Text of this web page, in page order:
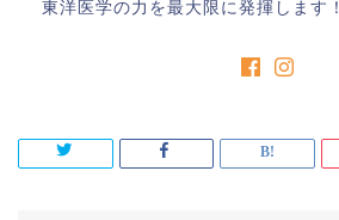
東洋医学の力を最大限に発揮します！